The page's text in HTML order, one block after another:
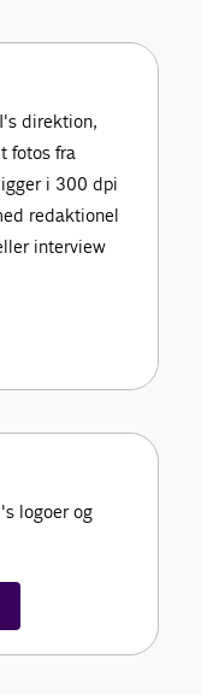
direktion,
fotos fra
i 300 dpi
redaktionel
interview
logoer og